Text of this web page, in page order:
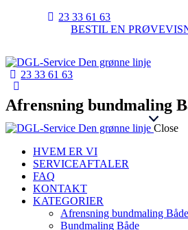
23 33 61 63
BESTIL EN
23 33 61 63
Afrensning bundmaling
Close
HVEM ER VI
SERVICEAFTALER
FAQ
KONTAKT
KATEGORIER
Afrensning bundmaling Både
Bundmaling Både